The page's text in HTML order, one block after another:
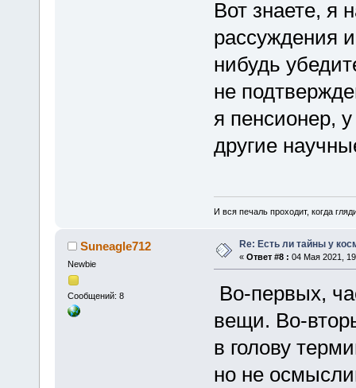
Вот знаете, я
рассуждения
нибудь
не
я пенсионер,
другие
И вся печаль проходит, когда
Suneagle712
Newbie
Сообщений: 8
Re: Есть ли тайны у
« Ответ #8 : 04 Мая 2021,
Во-первых,
вещи. Во-
в голову
но не